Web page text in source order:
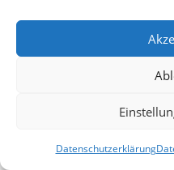
Datenschutzerklärung
Partei in der Türkei
uns geirrt und Frau Korun
belehrt uns eines Besseren.
Webseite unbehelligt im
Nazi Partei“ um eine legale